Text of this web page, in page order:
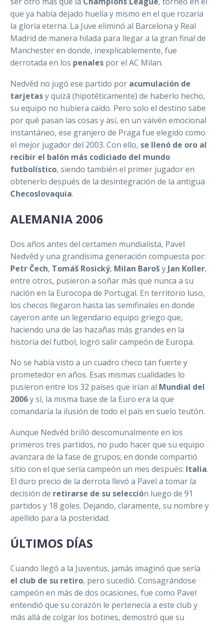
que ya había dejado huella y mismo en el que rozaría
la gloria eterna. La Juve eliminó al Barcelona y Real
Madrid de manera hilada para llegar a la gran final de
Manchester en donde, inexplicablemente, fue
derrotada en los penales por el AC Milan.
Nedvěd no jugó ese partido por acumulación de
tarjetasy quizá (hipotéticamente) de haberlo hecho,
su equipo no hubiera caído. Pero solo el destino sabe
por qué pasan las cosas y así, en un vaivén emocional
instantáneo, ese granjero de Praga fue elegido como
el mejor jugador del 2003. Con ello, se llenó de oro al
recibir el balón más codiciado del mundo
futbolístico, siendo también el primer jugador en
obtenerlo después de la desintegración de la antigua
Checoslovaquia.
ALEMANIA 2006
Dos años antes del certamen mundialista, Pavel
Nedvěd y una grandísima generación compuesta por:
Petr Čech, Tomáš Rosický, Milan Barošy Jan Koller,
entre otros, pusieron a soñar más que nunca a su
nación en la Eurocopa de Portugal. En territorio luso,
los checos llegaron hasta las semifinales en donde
cayeron ante un legendario equipo griego que,
haciendo una de las hazañas más grandes en la
historia del futbol, logró salir campeón de Europa.
No se había visto a un cuadro checo tan fuerte y
prometedor en años. Esas mismas cualidades lo
pusieron entre los 32 países que irían al Mundial del
2006y sí, la misma base de la Euro era la que
comandaría la ilusión de todo el país en suelo teutón.
Aunque Nedvěd brilló descomunalmente en los
primeros tres partidos, no pudo hacer que su equipo
avanzara de la fase de grupos; en donde compartió
sitio con el que sería campeón un mes después: Italia.
El duro precio de la derrota llevó a Pavel a tomar la
decisión de retirarse de su selección luego de 91
partidos y 18 goles. Dejando, claramente, su nombre y
apellido para la posteridad.
ÚLTIMOS DÍAS
Cuando llegó a la Juventus, jamás imaginó que sería
el club de su retiro, pero sucedió. Consagrándose
campeón en más de dos ocasiones, fue como Pavel
entendió que su corazón le pertenecía a este club y
más allá de colgar los botines, demostró que su